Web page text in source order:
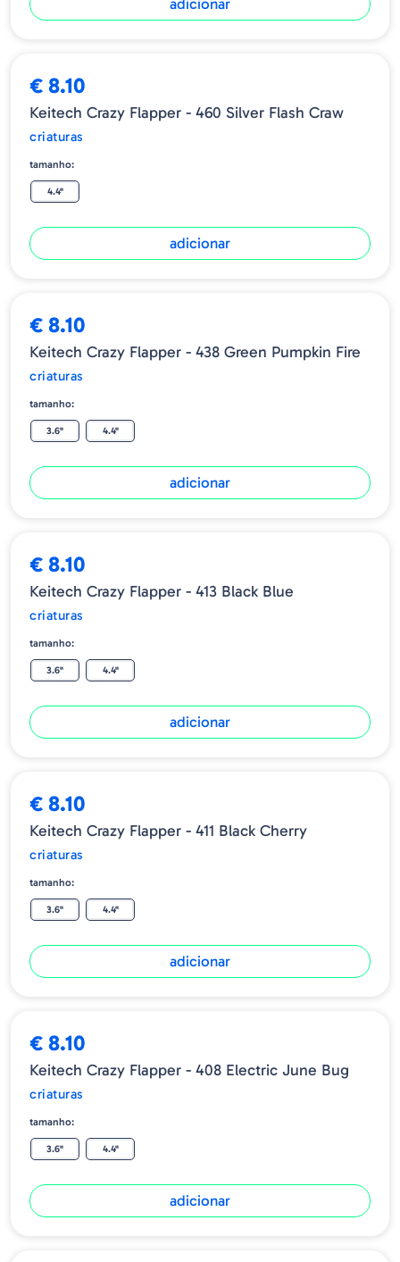
adicionar
€ 8.10
Keitech Crazy Flapper - 460 Silver Flash Craw
criaturas
tamanho:
4.4"
adicionar
€ 8.10
Keitech Crazy Flapper - 438 Green Pumpkin Fire
criaturas
tamanho:
3.6" 4.4"
adicionar
€ 8.10
Keitech Crazy Flapper - 413 Black Blue
criaturas
tamanho:
3.6" 4.4"
adicionar
€ 8.10
Keitech Crazy Flapper - 411 Black Cherry
criaturas
tamanho:
3.6" 4.4"
adicionar
€ 8.10
Keitech Crazy Flapper - 408 Electric June Bug
criaturas
tamanho:
3.6" 4.4"
adicionar